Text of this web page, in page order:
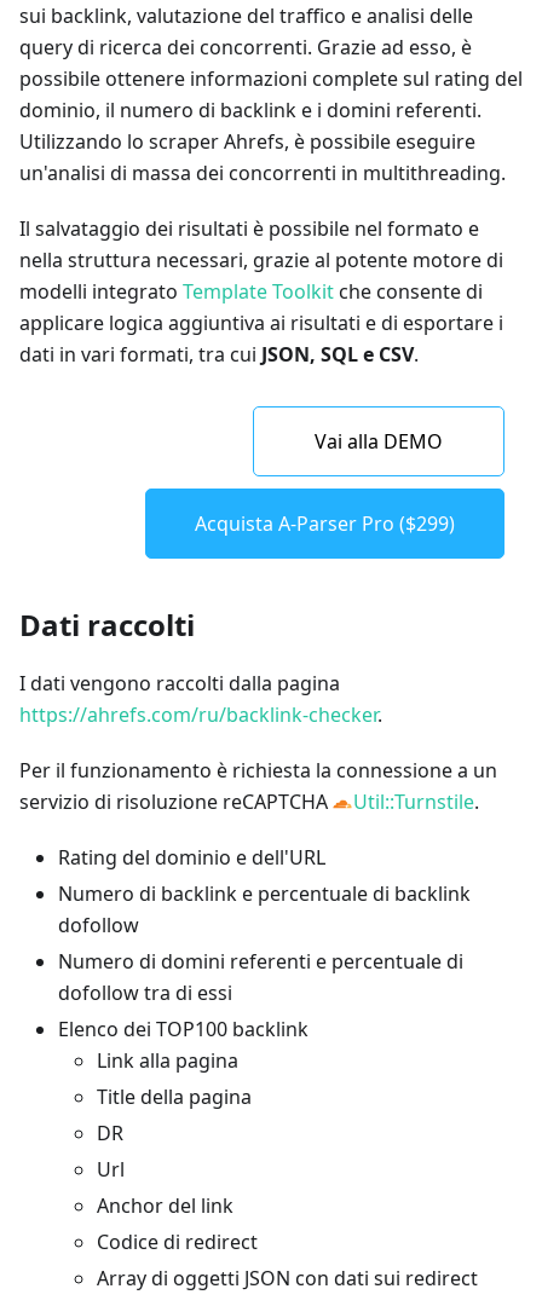
sui backlink, valutazione del traffico e analisi delle
query di ricerca dei concorrenti. Grazie ad esso, è
possibile ottenere informazioni complete sul rating del
dominio, il numero di backlink e i domini referenti.
Utilizzando lo scraper Ahrefs, è possibile eseguire
un'analisi di massa dei concorrenti in multithreading.
Il salvataggio dei risultati è possibile nel formato e
nella struttura necessari, grazie al potente motore di
modelli integrato Template Toolkitche consente di
applicare logica aggiuntiva ai risultati e di esportare i
dati in vari formati, tra cui JSON, SQL e CSV.
Vai alla DEMO
Acquista A-Parser Pro ($299)
Dati raccolti
I dati vengono raccolti dalla pagina
https://ahrefs.com/ru/backlink-checker.
Per il funzionamento è richiesta la connessione a un
servizio di risoluzione reCAPTCHA
Util::Turnstile.
Rating del dominio e dell'URL
Numero di backlink e percentuale di backlink
dofollow
Numero di domini referenti e percentuale di
dofollow tra di essi
Elenco dei TOP100 backlink
Link alla pagina
Title della pagina
DR
Url
Anchor del link
Codice di redirect
Array di oggetti JSON con dati sui redirect